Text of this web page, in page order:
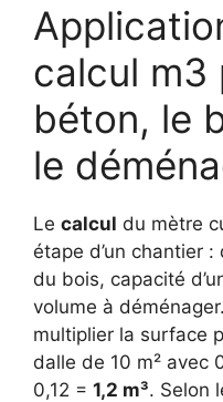
calcul m3
béton, le
le
Le calcul du mètre
étape d’un chantier
du bois, capacité
volume à
multiplier la surface
dalle de 10 m² avec
0,12 = 1,2 m³. Selon